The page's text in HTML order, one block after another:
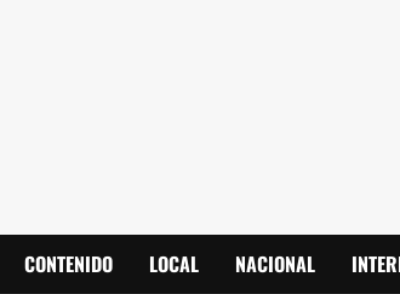
CONTENIDO LOCAL NACIONAL